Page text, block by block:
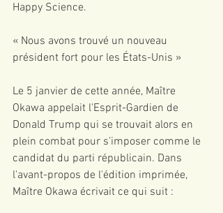
Happy Science.
« Nous avons trouvé un nouveau
président fort pour les États-Unis »
Le 5 janvier de cette année, Maître
Okawa appelait l'Esprit-Gardien de
Donald Trump qui se trouvait alors en
plein combat pour s’imposer comme le
candidat du parti républicain. Dans
l'avant-propos de l'édition imprimée,
Maître Okawa écrivait ce qui suit :